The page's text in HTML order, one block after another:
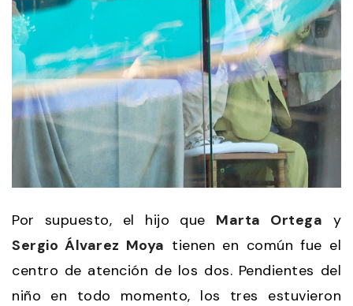
Por supuesto, el hijo que Marta Ortega y
Sergio Álvarez Moya tienen en común fue el
centro de atención de los dos. Pendientes del
niño en todo momento, los tres estuvieron